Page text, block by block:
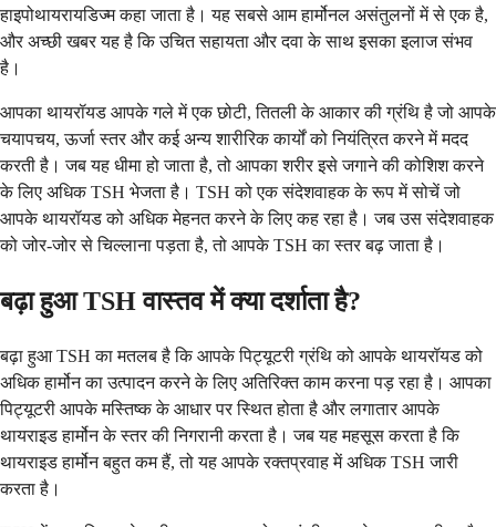
हाइपोथायरायडिज्म कहा जाता है। यह सबसे आम हार्मोनल असंतुलनों में से एक है,
और अच्छी खबर यह है कि उचित सहायता और दवा के साथ इसका इलाज संभव
है।
आपका थायरॉयड आपके गले में एक छोटी, तितली के आकार की ग्रंथि है जो आपके
चयापचय, ऊर्जा स्तर और कई अन्य शारीरिक कार्यों को नियंत्रित करने में मदद
करती है। जब यह धीमा हो जाता है, तो आपका शरीर इसे जगाने की कोशिश करने
के लिए अधिक TSH भेजता है। TSH को एक संदेशवाहक के रूप में सोचें जो
आपके थायरॉयड को अधिक मेहनत करने के लिए कह रहा है। जब उस संदेशवाहक
को जोर-जोर से चिल्लाना पड़ता है, तो आपके TSH का स्तर बढ़ जाता है।
बढ़ा हुआ TSH वास्तव में क्या दर्शाता है?
बढ़ा हुआ TSH का मतलब है कि आपके पिट्यूटरी ग्रंथि को आपके थायरॉयड को
अधिक हार्मोन का उत्पादन करने के लिए अतिरिक्त काम करना पड़ रहा है। आपका
पिट्यूटरी आपके मस्तिष्क के आधार पर स्थित होता है और लगातार आपके
थायराइड हार्मोन के स्तर की निगरानी करता है। जब यह महसूस करता है कि
थायराइड हार्मोन बहुत कम हैं, तो यह आपके रक्तप्रवाह में अधिक TSH जारी
करता है।